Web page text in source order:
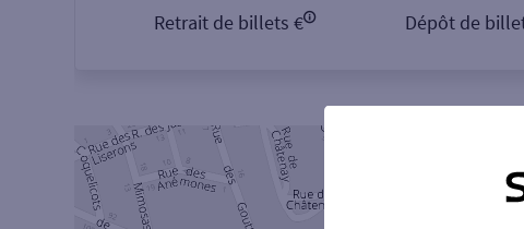
Retrait de billets € Dépôt de